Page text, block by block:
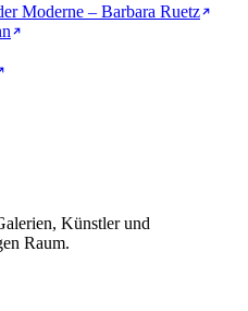
Moderne – Barbara Ruetz
Künstler und
Raum.